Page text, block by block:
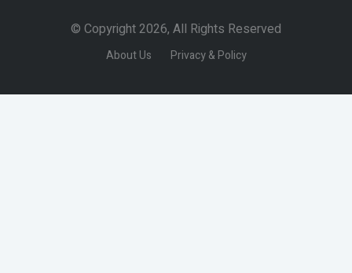
© Copyright 2026, All Rights Reserved
About Us Privacy & Policy